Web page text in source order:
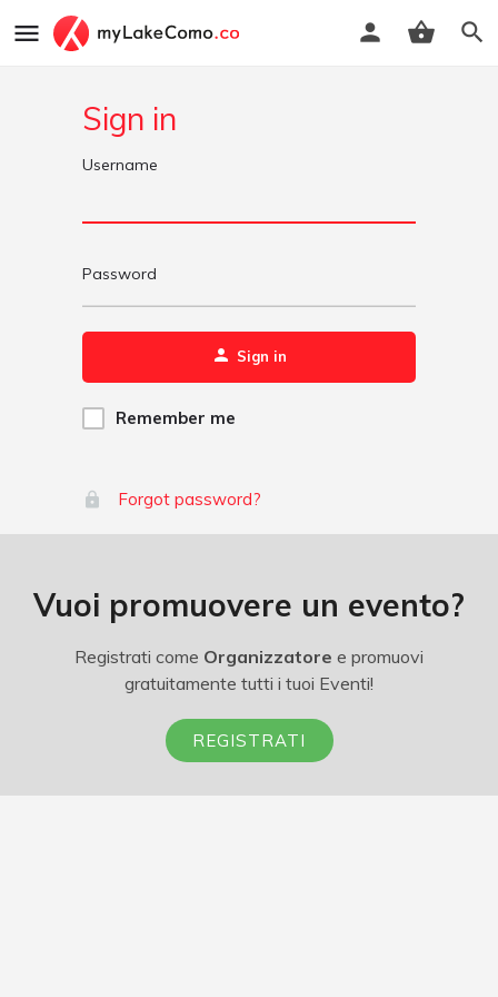
Sign in
Username
Password
Sign in
Remember me
Forgot password?
Vuoi promuovere un evento?
Registrati come Organizzatore e promuovi
gratuitamente tutti i tuoi Eventi!
REGISTRATI